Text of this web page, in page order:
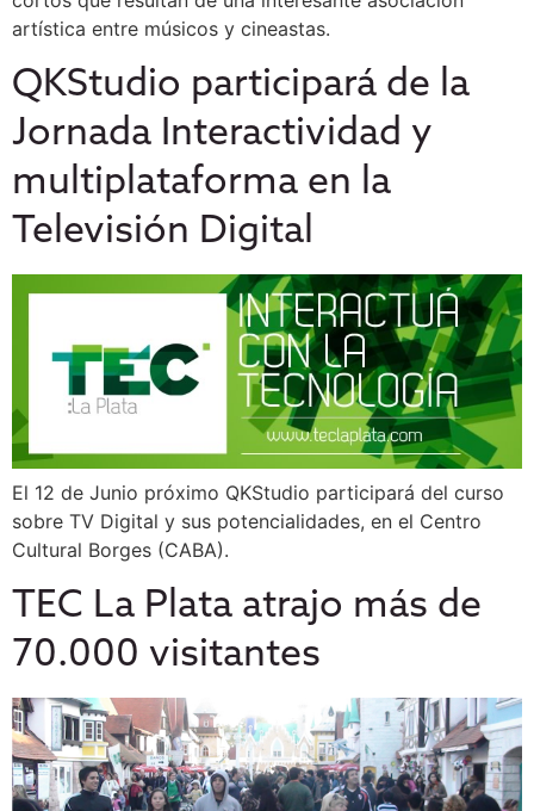
artística entre músicos y cineastas.
QKStudio participará de la
Jornada Interactividad y
multiplataforma en la
Televisión Digital
El 12 de Junio próximo QKStudio participará del curso
sobre TV Digital y sus potencialidades, en el Centro
Cultural Borges (CABA).
TEC La Plata atrajo más de
70.000 visitantes